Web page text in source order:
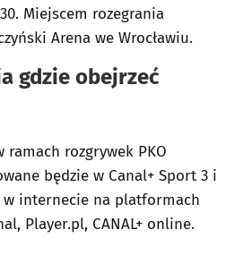
Miejscem rozegrania
Arena we Wrocławiu.
gdzie obejrzeć
rozgrywek PKO
będzie w Canal+ Sport 3 i
w internecie na platformach
Player.pl, CANAL+ online.